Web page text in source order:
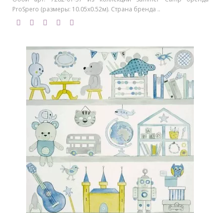
ProSpero (размеры: 10.05х0.52м). Страна бренда ..